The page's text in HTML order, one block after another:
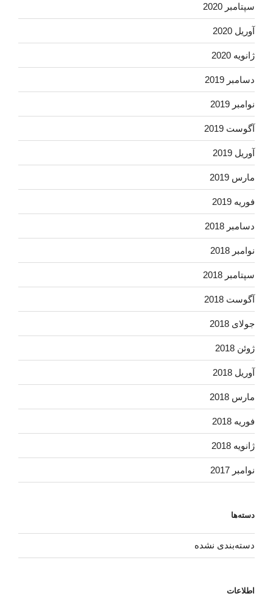
سپتامبر 2020
آوریل 2020
ژانویه 2020
دسامبر 2019
نوامبر 2019
آگوست 2019
آوریل 2019
مارس 2019
فوریه 2019
دسامبر 2018
نوامبر 2018
سپتامبر 2018
آگوست 2018
جولای 2018
ژوئن 2018
آوریل 2018
مارس 2018
فوریه 2018
ژانویه 2018
نوامبر 2017
دسته‌ها
دسته‌بندی نشده
اطلاعات